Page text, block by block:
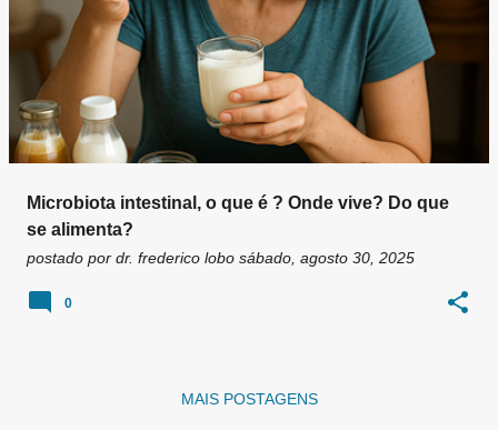
Microbiota intestinal, o que é ? Onde vive? Do que
se alimenta?
postado por dr. frederico lobo sábado, agosto 30, 2025
0
MAIS POSTAGENS